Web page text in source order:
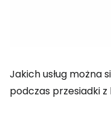
Jakich usług można
podczas przesiadki z